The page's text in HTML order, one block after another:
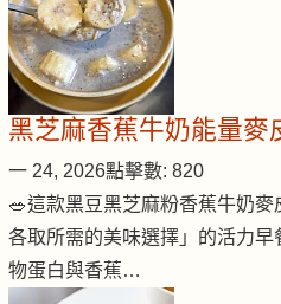
黑芝麻香蕉牛奶能量麥
一 24, 2026點擊數: 820
🥗這款黑豆黑芝麻粉香蕉牛奶
各取所需的美味選擇」的活力
物蛋白與香蕉…